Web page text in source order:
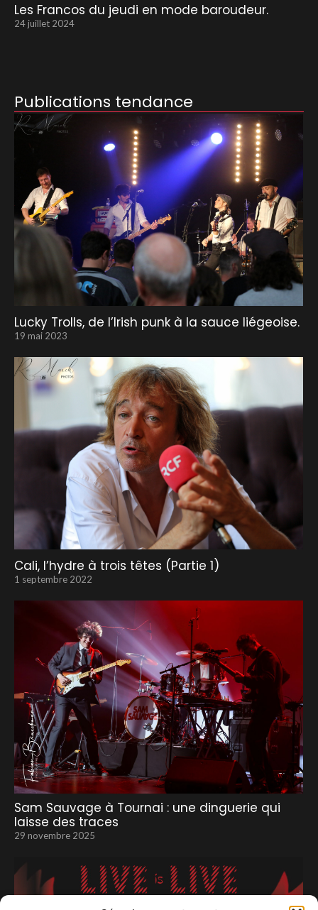
Les Francos du jeudi en mode baroudeur.
24 juillet 2024
Publications tendance
Lucky Trolls, de l’Irish punk à la sauce liégeoise.
19 mai 2023
Cali, l’hydre à trois têtes (Partie 1)
1 septembre 2022
Sam Sauvage à Tournai : une dinguerie qui
laisse des traces
29 novembre 2025